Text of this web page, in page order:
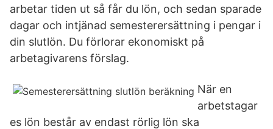
arbetar tiden ut så får du lön, och sedan sparade
dagar och intjänad semesterersättning i pengar i
din slutlön. Du förlorar ekonomiskt på
arbetagivarens förslag.
När en
arbetstagar
es lön består av endast rörlig lön ska